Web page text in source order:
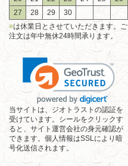
27
28 29
30
■は休業日とさせていただきます。ご
注文は年中無休24時間承ります。
当サイトは、ジオトラストの認証を
受けています。シールをクリックす
ると、サイト運営会社の身元確認が
できます。個人情報はSSLにより暗
号化送信されます。